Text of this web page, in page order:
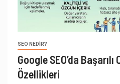
SEO NEDIR?
Google SEO’da
Özellikleri